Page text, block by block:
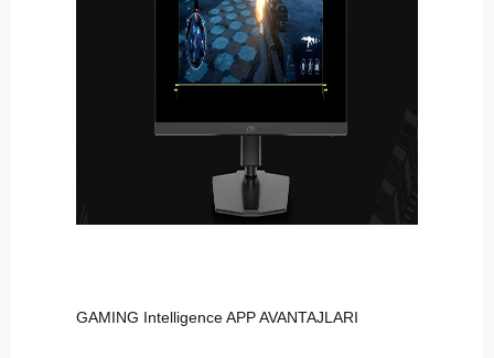
GAMING Intelligence APP AVANTAJLARI